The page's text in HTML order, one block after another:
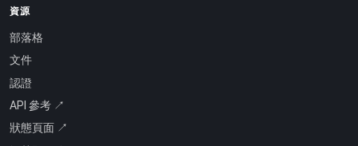
資源
部落格
文件
認證
API 參考 ↗
狀態頁面 ↗